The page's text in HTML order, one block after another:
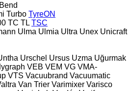
Turbo TyreON
TC TL TSC
Ulma Ulmia Ultra Unex Unicraft
Urschel Ursus Uzma Uğurmak
VEB VEM VG VMA-
VTS Vacuubrand Vacuumatic
Van Trier Varimixer Varisco